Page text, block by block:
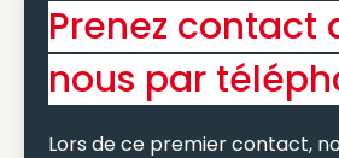
Prenez contact
nous par
Lors de ce premier contact,